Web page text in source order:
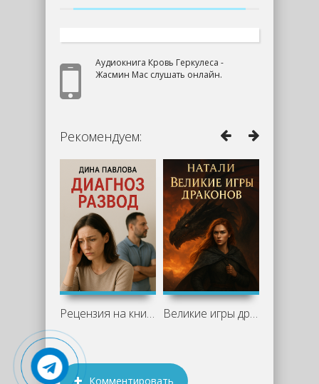
Аудиокнига Кровь Геркулеса -
Жасмин Мас слушать онлайн.
Рекомендуем:
Рецензия на книгу "Диагноз развод" - Великие игры драконов — Натали Лансон:
Комментировать